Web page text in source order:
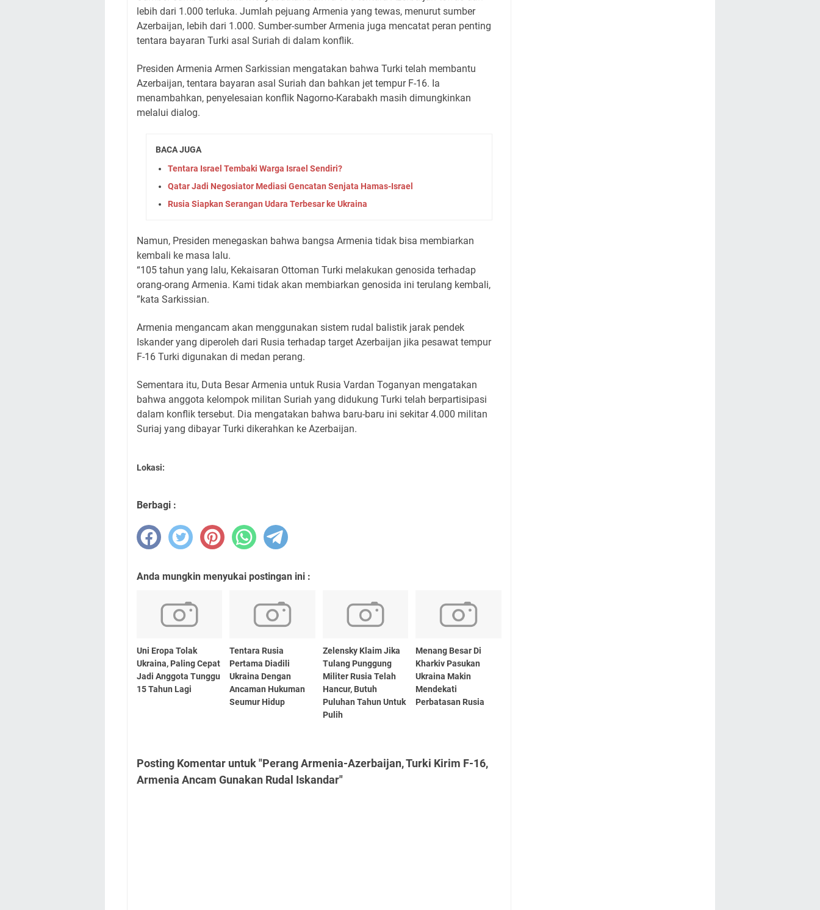
lebih dari 1.000 terluka. Jumlah pejuang Armenia yang tewas, menurut sumber
Azerbaijan, lebih dari 1.000. Sumber-sumber Armenia juga mencatat peran penting
tentara bayaran Turki asal Suriah di dalam konflik.
Presiden Armenia Armen Sarkissian mengatakan bahwa Turki telah membantu
Azerbaijan, tentara bayaran asal Suriah dan bahkan jet tempur F-16. Ia
menambahkan, penyelesaian konflik Nagorno-Karabakh masih dimungkinkan
melalui dialog.
BACA JUGA
Tentara Israel Tembaki Warga Israel Sendiri?
Qatar Jadi Negosiator Mediasi Gencatan Senjata Hamas-Israel
Rusia Siapkan Serangan Udara Terbesar ke Ukraina
Namun, Presiden menegaskan bahwa bangsa Armenia tidak bisa membiarkan
kembali ke masa lalu.
“105 tahun yang lalu, Kekaisaran Ottoman Turki melakukan genosida terhadap
orang-orang Armenia. Kami tidak akan membiarkan genosida ini terulang kembali,
”kata Sarkissian.
Armenia mengancam akan menggunakan sistem rudal balistik jarak pendek
Iskander yang diperoleh dari Rusia terhadap target Azerbaijan jika pesawat tempur
F-16 Turki digunakan di medan perang.
Sementara itu, Duta Besar Armenia untuk Rusia Vardan Toganyan mengatakan
bahwa anggota kelompok militan Suriah yang didukung Turki telah berpartisipasi
dalam konflik tersebut. Dia mengatakan bahwa baru-baru ini sekitar 4.000 militan
Suriaj yang dibayar Turki dikerahkan ke Azerbaijan.
Lokasi:
Berbagi :
Anda mungkin menyukai postingan ini :
Uni Eropa Tolak
Ukraina, Paling Cepat
Jadi Anggota Tunggu
15 Tahun Lagi
Tentara Rusia
Pertama Diadili
Ukraina Dengan
Ancaman Hukuman
Seumur Hidup
Zelensky Klaim Jika
Tulang Punggung
Militer Rusia Telah
Hancur, Butuh
Puluhan Tahun Untuk
Pulih
Menang Besar Di
Kharkiv Pasukan
Ukraina Makin
Mendekati
Perbatasan Rusia
Posting Komentar untuk "Perang Armenia-Azerbaijan, Turki Kirim F-16,
Armenia Ancam Gunakan Rudal Iskandar"